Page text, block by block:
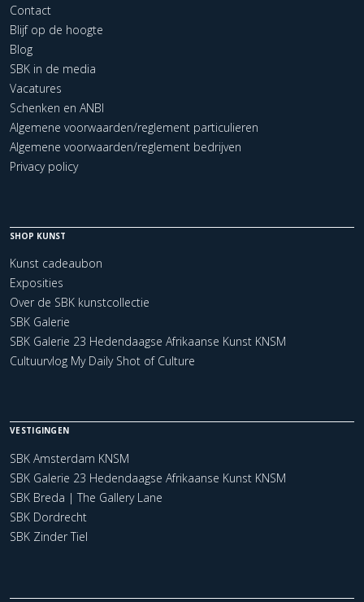
Contact
Blijf op de hoogte
Blog
SBK in de media
Vacatures
Schenken en ANBI
Algemene voorwaarden/reglement particulieren
Algemene voorwaarden/reglement bedrijven
Privacy policy
SHOP KUNST
Kunst cadeaubon
Exposities
Over de SBK kunstcollectie
SBK Galerie
SBK Galerie 23 Hedendaagse Afrikaanse Kunst KNSM
Cultuurvlog My Daily Shot of Culture
VESTIGINGEN
SBK Amsterdam KNSM
SBK Galerie 23 Hedendaagse Afrikaanse Kunst KNSM
SBK Breda | The Gallery Lane
SBK Dordrecht
SBK Zinder Tiel